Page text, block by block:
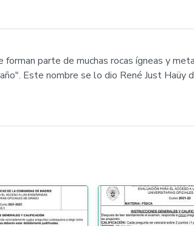
parte de muchas rocas ígneas y
Este nombre se lo dio René Just Haüy